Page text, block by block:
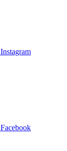
Instagram
Facebook